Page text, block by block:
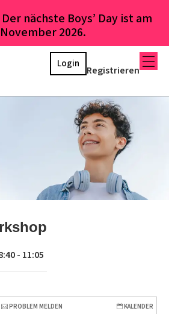
Der nächste Boys’ Day ist am
2026.
Registrieren
Login
- 11:05
PROBLEM MELDEN KALENDER